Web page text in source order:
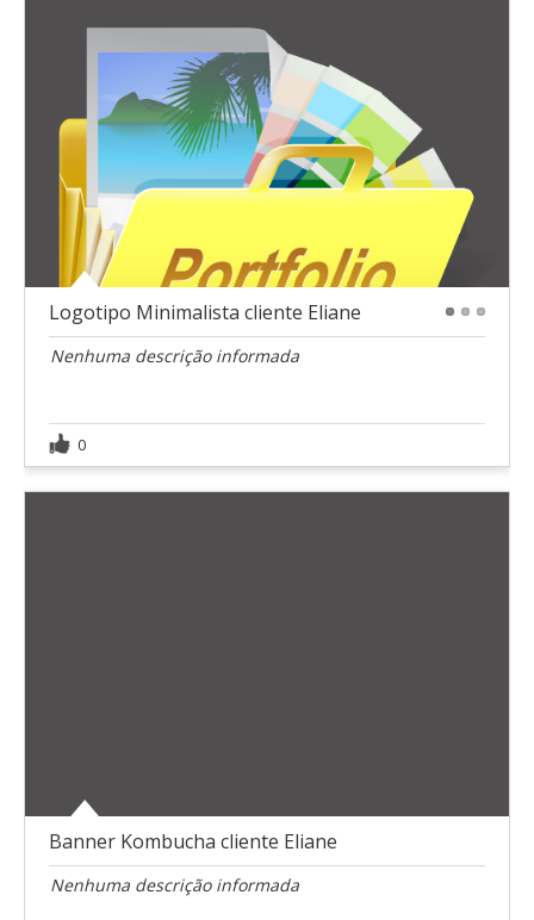
Logotipo Minimalista cliente Eliane
Nenhuma descrição informada
0
Banner Kombucha cliente Eliane
Nenhuma descrição informada